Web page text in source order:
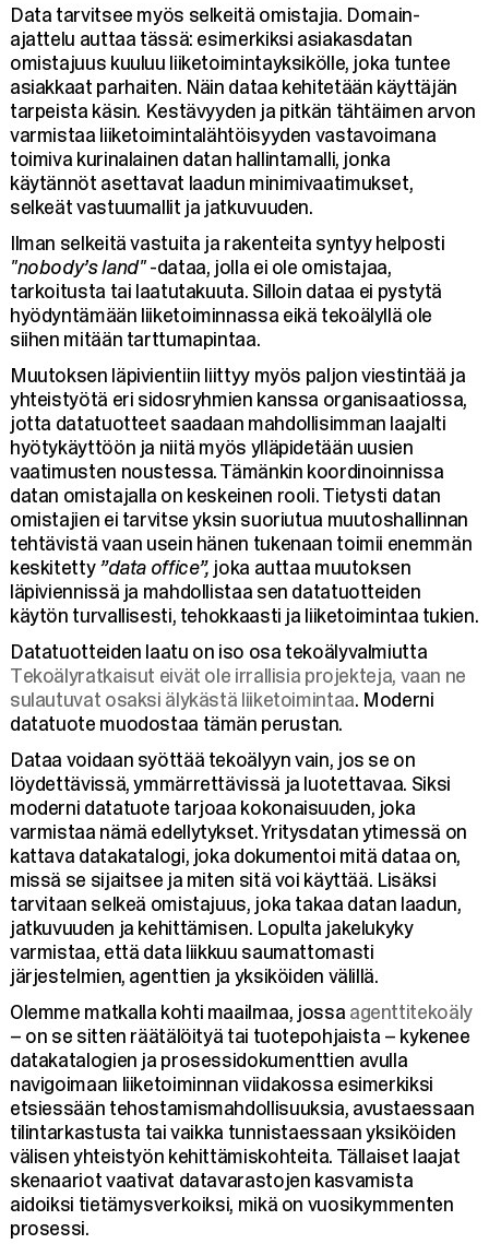
Data tarvitsee myös selkeitä omistajia. Domain-
ajattelu auttaa tässä: esimerkiksi asiakasdatan
omistajuus kuuluu liiketoimintayksikölle, joka tuntee
asiakkaat parhaiten. Näin dataa kehitetään käyttäjän
tarpeista käsin. Kestävyyden ja pitkän tähtäimen arvon
varmistaa liiketoimintalähtöisyyden vastavoimana
toimiva kurinalainen datan hallintamalli, jonka
käytännöt asettavat laadun minimivaatimukset,
selkeät vastuumallit ja jatkuvuuden.
Ilman selkeitä vastuita ja rakenteita syntyy helposti
"nobody’s land"-dataa, jolla ei ole omistajaa,
tarkoitusta tai laatutakuuta. Silloin dataa ei pystytä
hyödyntämään liiketoiminnassa eikä tekoälyllä ole
siihen mitään tarttumapintaa.
Muutoksen läpivientiin liittyy myös paljon viestintää ja
yhteistyötä eri sidosryhmien kanssa organisaatiossa,
jotta datatuotteet saadaan mahdollisimman laajalti
hyötykäyttöön ja niitä myös ylläpidetään uusien
vaatimusten noustessa. Tämänkin koordinoinnissa
datan omistajalla on keskeinen rooli. Tietysti datan
omistajien ei tarvitse yksin suoriutua muutoshallinnan
tehtävistä vaan usein hänen tukenaan toimii enemmän
keskitetty”data office”, joka auttaa muutoksen
läpiviennissä ja mahdollistaa sen datatuotteiden
käytön turvallisesti, tehokkaasti ja liiketoimintaa tukien.
Datatuotteiden laatu on iso osa tekoälyvalmiutta
Tekoälyratkaisut eivät ole irrallisia projekteja, vaan ne
sulautuvat osaksi älykästä liiketoimintaa. Moderni
datatuote muodostaa tämän perustan.
Dataa voidaan syöttää tekoälyyn vain, jos se on
löydettävissä, ymmärrettävissä ja luotettavaa. Siksi
moderni datatuote tarjoaa kokonaisuuden, joka
varmistaa nämä edellytykset. Yritysdatan ytimessä on
kattava datakatalogi, joka dokumentoi mitä dataa on,
missä se sijaitsee ja miten sitä voi käyttää. Lisäksi
tarvitaan selkeä omistajuus, joka takaa datan laadun,
jatkuvuuden ja kehittämisen. Lopulta jakelukyky
varmistaa, että data liikkuu saumattomasti
järjestelmien, agenttien ja yksiköiden välillä.
Olemme matkalla kohti maailmaa, jossa agenttitekoäly
– on se sitten räätälöityä tai tuotepohjaista – kykenee
datakatalogien ja prosessidokumenttien avulla
navigoimaan liiketoiminnan viidakossa esimerkiksi
etsiessään tehostamismahdollisuuksia, avustaessaan
tilintarkastusta tai vaikka tunnistaessaan yksiköiden
välisen yhteistyön kehittämiskohteita. Tällaiset laajat
skenaariot vaativat datavarastojen kasvamista
aidoiksi tietämysverkoiksi, mikä on vuosikymmenten
prosessi.